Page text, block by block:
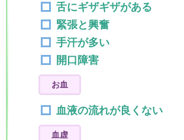
舌にギザギザがある
緊張と興奮
手汗が多い
開口障害
お血
血液の流れが良くない
血虚